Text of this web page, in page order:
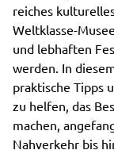
reiches
Weltklasse-
und lebhaften
werden. In
praktische Tipps
zu helfen, das
machen,
Nahverkehr bis